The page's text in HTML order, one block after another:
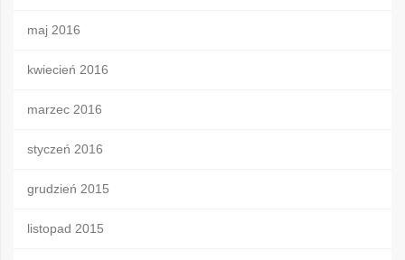
maj 2016
kwiecień 2016
marzec 2016
styczeń 2016
grudzień 2015
listopad 2015